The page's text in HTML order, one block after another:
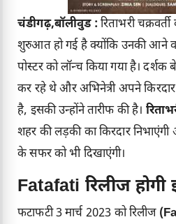
चंडीगढ़,बॉलीवुड : रिताभरी
शुरुआत हो गई है क्योंकि उनकी आने
पोस्टर को लॉन्च किया गया है। दर्शक
कर रहे थे और अभिनेत्री अपने किरदार
है, इसकी उन्होंने तारीफ की है।
शहर की लड़की का किरदार
के सफर को भी दिखाएंगी।
Fatafati रिलीज होगी
फटाफटी 3 मार्च 2023 को रिलीज